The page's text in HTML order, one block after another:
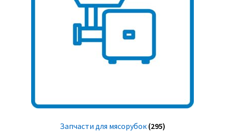
Запчасти для мясорубок (295)